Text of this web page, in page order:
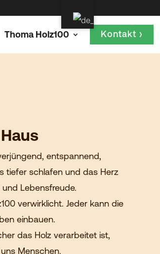
Thoma Holz100 Kontakt ›
entspannend,
tiefer schlafen und das Herz
Lebensfreude.
verwirklicht. Jeder kann die
einbauen.
das Holz verarbeitet ist,
Menschen.